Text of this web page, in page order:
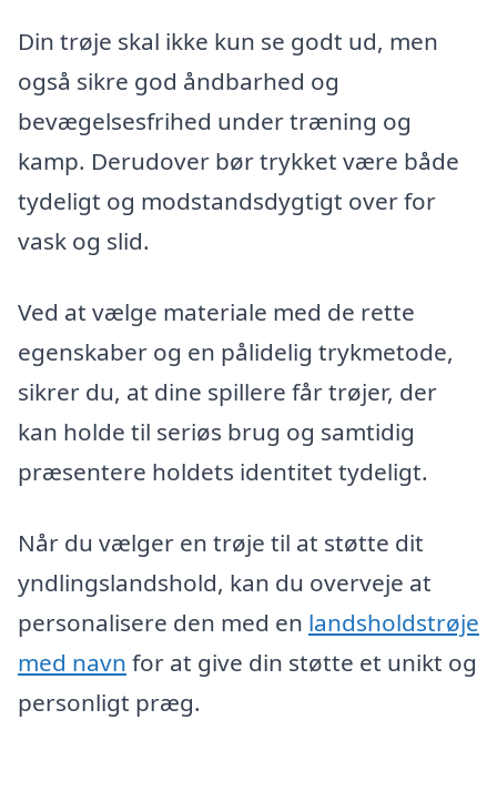
Din trøje skal ikke kun se godt ud, men
også sikre god åndbarhed og
bevægelsesfrihed under træning og
kamp. Derudover bør trykket være både
tydeligt og modstandsdygtigt over for
vask og slid.
Ved at vælge materiale med de rette
egenskaber og en pålidelig trykmetode,
sikrer du, at dine spillere får trøjer, der
kan holde til seriøs brug og samtidig
præsentere holdets identitet tydeligt.
Når du vælger en trøje til at støtte dit
yndlingslandshold, kan du overveje at
personalisere den med en landsholdstrøje
med navn for at give din støtte et unikt og
personligt præg.